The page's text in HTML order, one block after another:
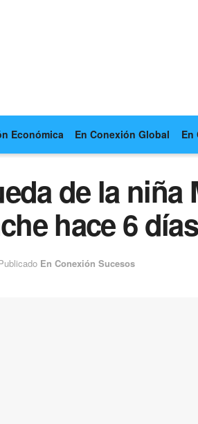
Económica En Conexión Global En
de la niña
hace 6 días
En Conexión Sucesos